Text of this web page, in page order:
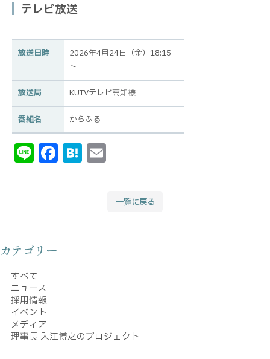
テレビ放送
放送日時
2026年4月24日（金）18:15
～
放送局 KUTVテレビ高知様
番組名 からふる
Li
n
F
a
H
at
一覧に戻る
カテゴリー
すべて
ニュース
採用情報
イベント
メディア
理事長 入江博之のプロジェクト